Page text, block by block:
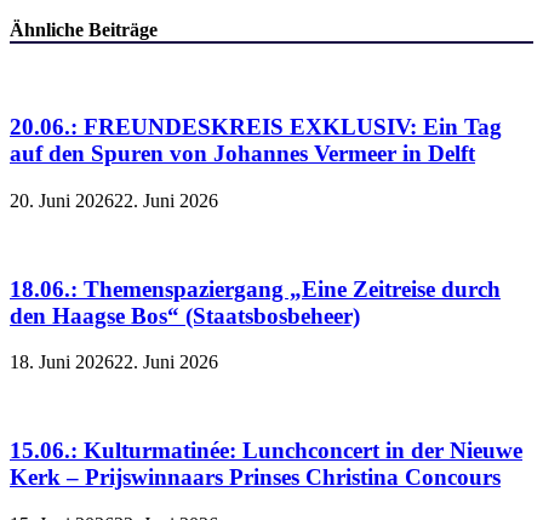
Ähnliche Beiträge
20.06.: FREUNDESKREIS EXKLUSIV: Ein Tag
auf den Spuren von Johannes Vermeer in Delft
20. Juni 202622. Juni 2026
18.06.: Themenspaziergang „Eine Zeitreise durch
den Haagse Bos“ (Staatsbosbeheer)
18. Juni 202622. Juni 2026
15.06.: Kulturmatinée: Lunchconcert in der Nieuwe
Kerk – Prijswinnaars Prinses Christina Concours